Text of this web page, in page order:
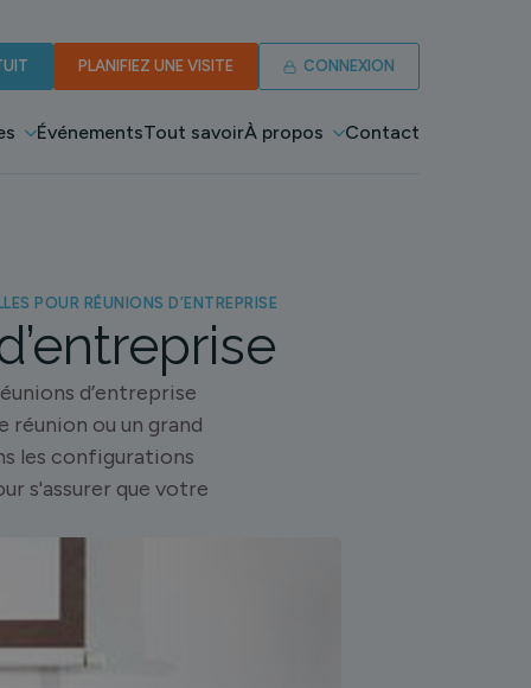
PLANIFIEZ UNE VISITE CONNEXION
ÉvénementsTout savoirÀ propos Contact
POUR RÉUNIONS D’ENTREPRISE
d’entreprise
réunion ou un grand
les configurations
s'assurer que votre